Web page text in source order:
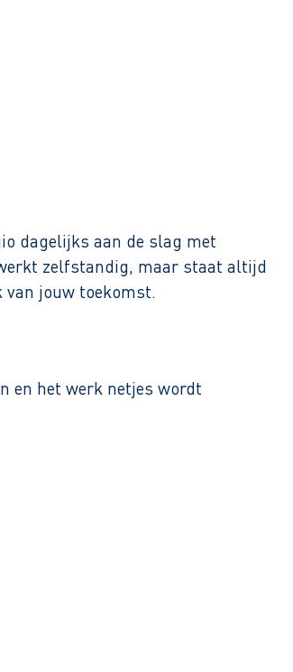
dagelijks aan de slag met
zelfstandig, maar staat altijd
van jouw toekomst.
en het werk netjes wordt